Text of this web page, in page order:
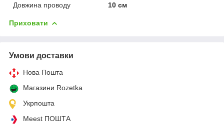
Довжина проводу
10 см
Приховати
Умови доставки
Нова Пошта
Магазини Rozetka
Укрпошта
Meest ПОШТА